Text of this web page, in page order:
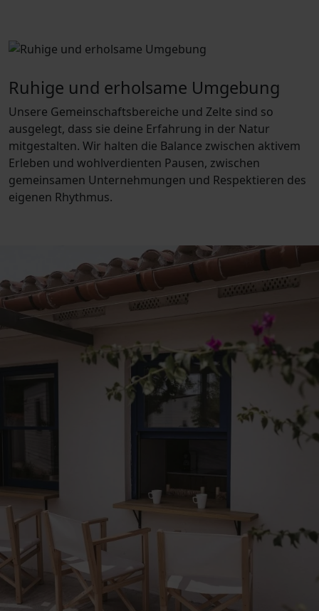
Ruhige und erholsame Umgebung
Unsere Gemeinschaftsbereiche und Zelte sind so
ausgelegt, dass sie deine Erfahrung in der Natur
mitgestalten. Wir halten die Balance zwischen aktivem
Erleben und wohlverdienten Pausen, zwischen
gemeinsamen Unternehmungen und Respektieren des
eigenen Rhythmus.